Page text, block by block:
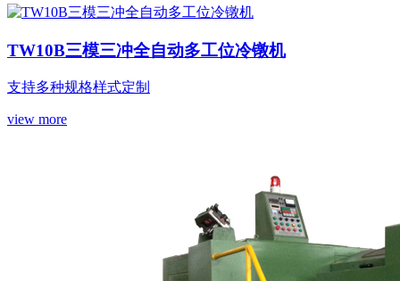
TW10B三模三冲全自动多工位冷镦机
支持多种规格样式定制
view more